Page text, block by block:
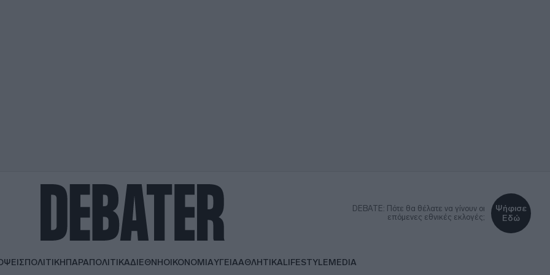
DEBATE: Πότε θα θέλατε να γίνουν οι
επόμενες εθνικές εκλογές;
Ψήφισε
Εδώ
ΠΟΛΙΤΙΚΗΠΑΡΑΠΟΛΙΤΙΚΑΔΙΕΘΝΗΟΙΚΟΝΟΜΙΑΥΓΕΙΑΑΘΛΗΤΙΚΑLIFESTYLEMEDIA